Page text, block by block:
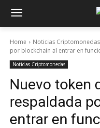
Home Noticias Criptomonedas
por blockchain al entrar en
Noticias Criptomonedas
Nuevo token
respaldada
entrar en